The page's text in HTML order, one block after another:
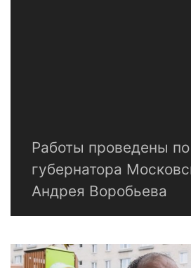
Работы проведены
губернатора
Андрея Воробьева